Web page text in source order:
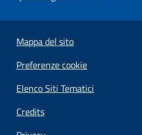
Mappa del sito
Preferenze cookie
Elenco Siti Tematici
Credits